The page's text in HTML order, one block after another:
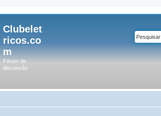
Clubelet
ricos.co
m
Fórum de
discussão